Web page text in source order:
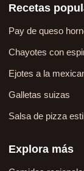
Recetas
Pay de queso
Chayotes con
Ejotes a la
Galletas suizas
Salsa de pizza
Explora más